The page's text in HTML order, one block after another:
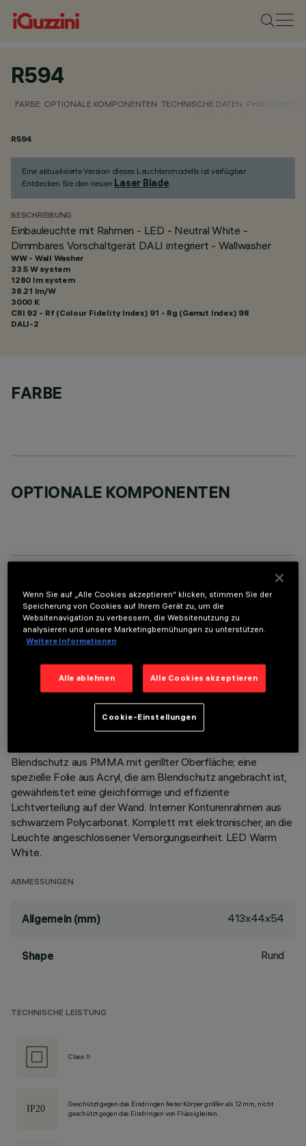
R594
FARBE OPTIONALE KOMPONENTEN TECHNISCHE DATEN
R594
Eine aktualisierte Version dieses Leuchtenmodells ist verfügbar:
Entdecken Sie den neuen Laser Blade.
BESCHREIBUNG
Einbauleuchte mit Rahmen - LED - Neutral White -
Dimmbares Vorschaltgerät DALI integriert - Wallwasher
WW - Wall Washer
33.5 W system
1280 lm system
38.21 lm/W
3000 K
CRI 92 - Rf (Colour Fidelity Index) 91 - Rg (Gamut Index) 98
DALI-2
FARBE
OPTIONALE KOMPONENTEN
TECHNISCHE DATEN
LETZTES UPDATE: 05.08.2026
BESCHREIBUNG
Miniaturisierte, rechteckige Einbauleuchte mit LED.
Aluminiumdruckguss, Version mit Anschlag-Konturenrahmen.
Asymmetrisches optisches System, das spezifisch für eine
effiziente Wallwasher-Lichtverteilung konzipiert ist.
Blendschutz aus PMMA mit gerillter Oberfläche; eine
spezielle Folie aus Acryl, die am Blendschutz angebracht ist,
gewährleistet eine gleichförmige und effiziente
Lichtverteilung auf der Wand. Interner Konturenrahmen aus
schwarzem Polycarbonat. Komplett mit elektronischer, an die
Leuchte angeschlossener Versorgungseinheit. LED Warm
White.
ABMESSUNGEN
Allgemein (mm) 413x44x54
Shape Rund
TECHNISCHE LEISTUNG
Class II
Geschützt gegen das Eindringen fester Körper größer als 12 mm, nicht
geschützt gegen das Eindringen von Flüssigkeiten.
Wenn Sie auf „Alle Cookies akzeptieren“ klicken, stimmen Sie der
Speicherung von Cookies auf Ihrem Gerät zu, um die
Websitenavigation zu verbessern, die Websitenutzung zu
analysieren und unsere Marketingbemühungen zu unterstützen.
Weitere Informationen
Alle ablehnen Alle Cookies akzeptieren
Cookie-Einstellungen